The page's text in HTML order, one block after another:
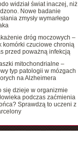
widział świat inaczej, niż
Nowe badanie
zmysły wymarłego
dróg moczowych –
komórki czuciowe chronią
przed poważną infekcją
mitochondrialne –
typ patologii w mózgach
na Alzheimera
się dzieje w organizmie
podczas zaćmienia
Sprawdzą to uczeni z